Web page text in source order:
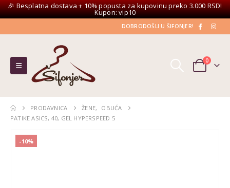
🎉 Besplatna dostava + 10% popusta za kupovinu preko 3.000 RSD!
Kupon: vip10
DOBRODOŠLI U ŠIFONJER!
0
PRODAVNICA ŽENE,
OBUĆA
PATIKE ASICS, 40, GEL HYPERSPEED 5
-10%